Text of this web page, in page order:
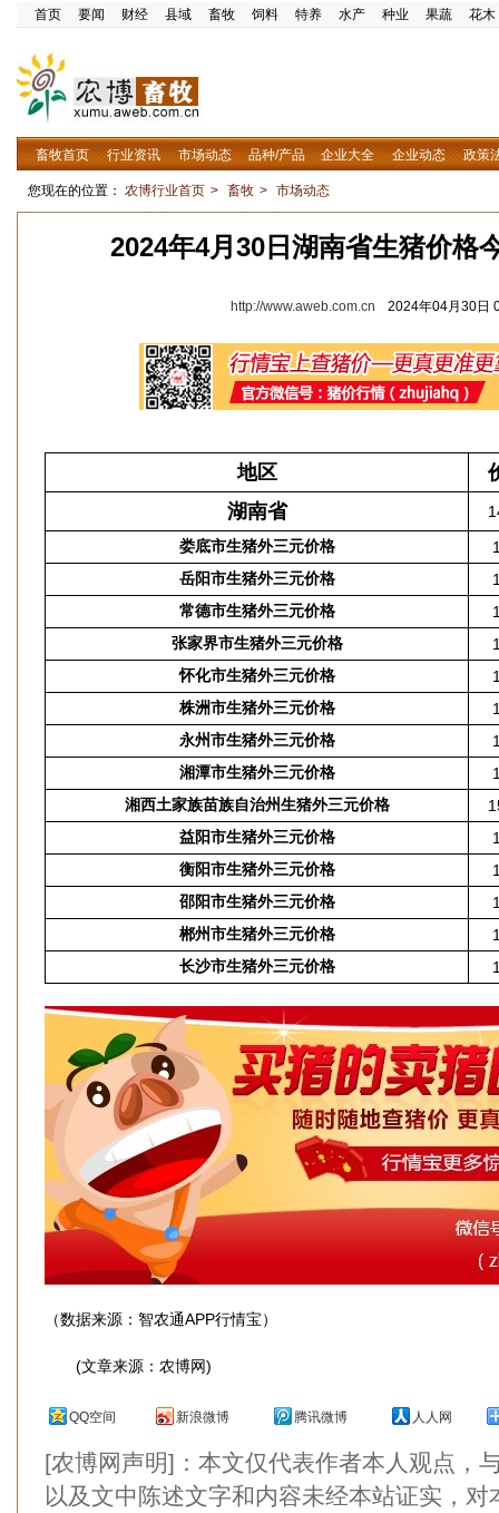
首页 要闻 财经 县域 畜牧 饲料 特养 水产 种业 果蔬 花木
畜牧首页 行业资讯 市场动态 品种/产品 企业大全 企业动态 政策
您现在的位置： 农博行业首页 > 畜牧 > 市场动态
2024年4月30日湖南省生猪价格
http://www.aweb.com.cn 2024年04月30日
地区
湖南省
娄底市生猪外三元价格
岳阳市生猪外三元价格
常德市生猪外三元价格
张家界市生猪外三元价格
怀化市生猪外三元价格
株洲市生猪外三元价格
永州市生猪外三元价格
湘潭市生猪外三元价格
湘西土家族苗族自治州生猪外三元价格
益阳市生猪外三元价格
衡阳市生猪外三元价格
邵阳市生猪外三元价格
郴州市生猪外三元价格
长沙市生猪外三元价格
（数据来源：智农通APP行情宝）
(文章来源：农博网)
QQ空间 新浪微博 腾讯微博 人人网
[农博网声明]：本文仅代表作者本人观点，
以及文中陈述文字和内容未经本站证实，